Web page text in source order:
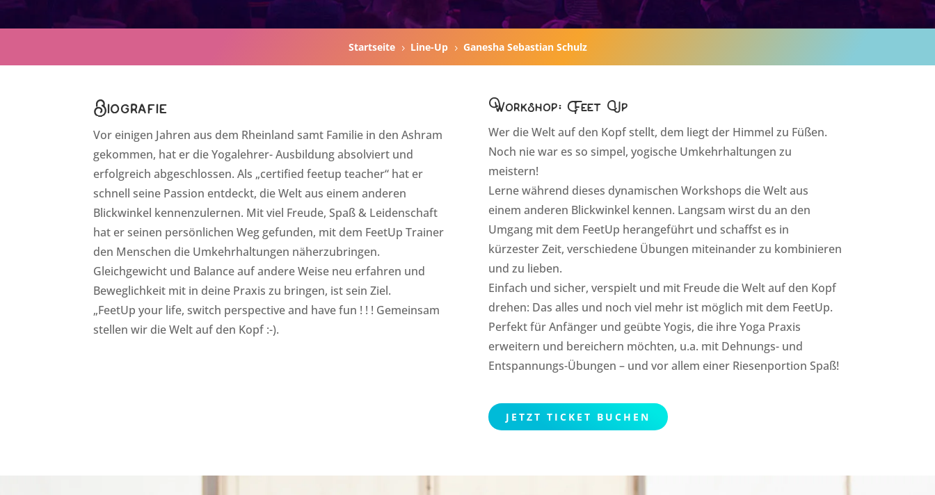
Startseite 5 Line-Up 5 Ganesha Sebastian Schulz
Biografie
Vor einigen Jahren aus dem Rheinland samt Familie in den Ashram
gekommen, hat er die Yogalehrer- Ausbildung absolviert und
erfolgreich abgeschlossen. Als „certified feetup teacher“ hat er
schnell seine Passion entdeckt, die Welt aus einem anderen
Blickwinkel kennenzulernen. Mit viel Freude, Spaß & Leidenschaft
hat er seinen persönlichen Weg gefunden, mit dem FeetUp Trainer
den Menschen die Umkehrhaltungen näherzubringen.
Gleichgewicht und Balance auf andere Weise neu erfahren und
Beweglichkeit mit in deine Praxis zu bringen, ist sein Ziel.
„FeetUp your life, switch perspective and have fun ! ! ! Gemeinsam
stellen wir die Welt auf den Kopf :-).
Workshop: Feet Up
Wer die Welt auf den Kopf stellt, dem liegt der Himmel zu Füßen.
Noch nie war es so simpel, yogische Umkehrhaltungen zu
meistern!
Lerne während dieses dynamischen Workshops die Welt aus
einem anderen Blickwinkel kennen. Langsam wirst du an den
Umgang mit dem FeetUp herangeführt und schaffst es in
kürzester Zeit, verschiedene Übungen miteinander zu kombinieren
und zu lieben.
Einfach und sicher, verspielt und mit Freude die Welt auf den Kopf
drehen: Das alles und noch viel mehr ist möglich mit dem FeetUp.
Perfekt für Anfänger und geübte Yogis, die ihre Yoga Praxis
erweitern und bereichern möchten, u.a. mit Dehnungs- und
Entspannungs-Übungen – und vor allem einer Riesenportion Spaß!
JETZT TICKET BUCHEN